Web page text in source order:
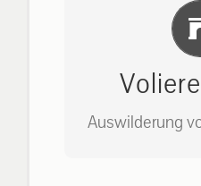
auf:
Auswilderung